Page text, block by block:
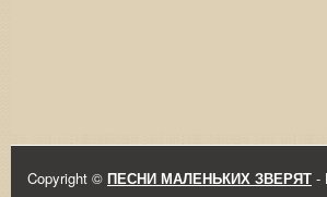
Copyright © ПЕСНИ МАЛЕНЬКИХ ЗВЕРЯТ -